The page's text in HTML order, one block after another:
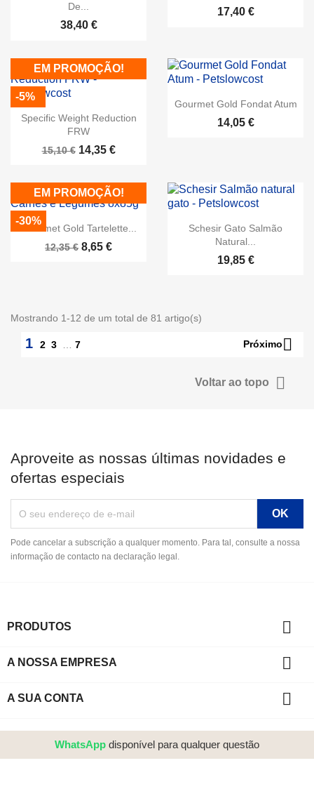
De...
38,40 €
17,40 €
Specific Weight Reduction
FRW
15,10 € 14,35 €
EM PROMOÇÃO!
-5%
Gourmet Gold Fondat Atum
14,05 €
Gourmet Gold Tartelette...
12,35 € 8,65 €
EM PROMOÇÃO!
-30%
Schesir Gato Salmão
Natural...
19,85 €
Mostrando 1-12 de um total de 81 artigo(s)
1 2 3 … 7 Próximo
Voltar ao topo 
Aproveite as nossas últimas novidades e
ofertas especiais
Pode cancelar a subscrição a qualquer momento. Para tal, consulte a nossa
informação de contacto na declaração legal.
PRODUTOS 
A NOSSA EMPRESA 
A SUA CONTA 
WhatsApp disponível para qualquer questão